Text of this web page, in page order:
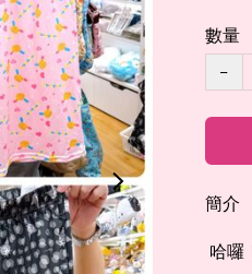
數量
−
簡介